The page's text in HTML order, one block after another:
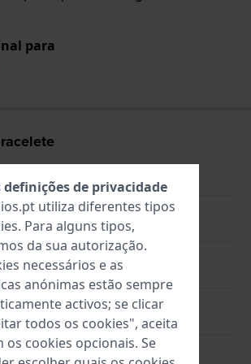
para
Resina
pino (da
23 mm
15 mm
na
19 mm
Rosa
definições de privacidade
utiliza diferentes tipos
. Para alguns tipos,
da sua autorização.
necessários e as
anónimas estão sempre
activos; se clicar
todos os cookies", aceita
os cookies opcionais. Se